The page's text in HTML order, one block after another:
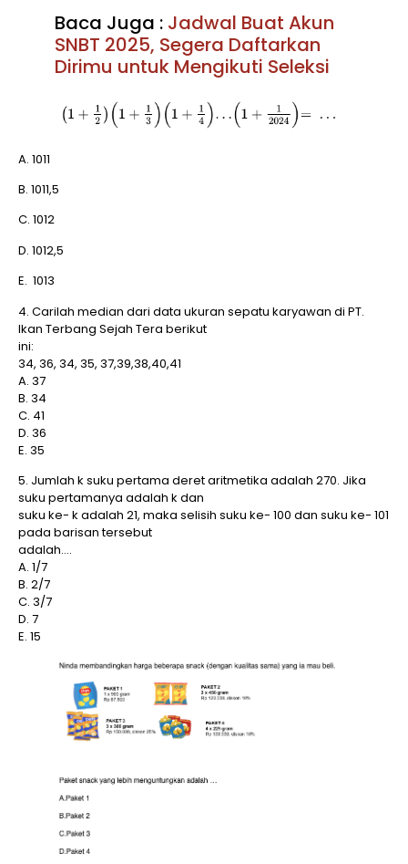
Baca Juga : Jadwal Buat Akun
SNBT 2025, Segera Daftarkan
Dirimu untuk Mengikuti Seleksi
A. 1011
B. 1011,5
C. 1012
D. 1012,5
E. 1013
4. Carilah median dari data ukuran sepatu karyawan di PT.
Ikan Terbang Sejah Tera berikut
ini:
34, 36, 34, 35, 37,39,38,40,41
A. 37
B. 34
C. 41
D. 36
E. 35
5. Jumlah k suku pertama deret aritmetika adalah 270. Jika
suku pertamanya adalah k dan
suku ke- k adalah 21, maka selisih suku ke- 100 dan suku ke- 101
pada barisan tersebut
adalah….
A. 1/7
B. 2/7
C. 3/7
D. 7
E. 15